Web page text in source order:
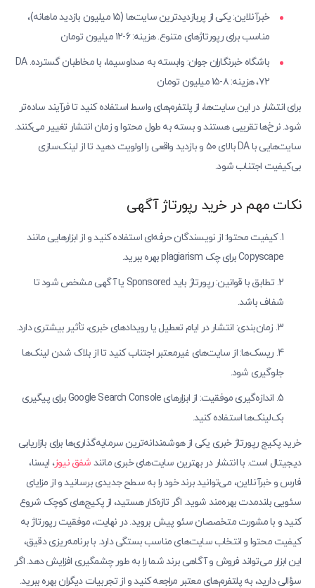
خبرآنلاین: یکی از پربازدیدترین سایت‌ها (۱۵ میلیون بازدید ماهانه)،
مناسب برای رپورتاژهای متنوع. هزینه: ۶-۱۲ میلیون تومان
باشگاه خبرنگاران جوان: وابسته به صداوسیما، با مخاطبان گسترده. DA
۷۲، هزینه: ۸-۱۵ میلیون تومان
برای انتشار در این سایت‌ها، از پلتفرم‌های واسط استفاده کنید تا فرآیند ساده‌تر
شود. نرخ‌ها تقریبی هستند و بسته به طول محتوا و زمان انتشار تغییر می‌کنند.
سایت‌هایی با DA بالای ۵۰ و بازدید واقعی را اولویت دهید تا از لینک‌سازی
بی‌کیفیت اجتناب شود.
نکات مهم در خرید رپورتاژ آگهی
کیفیت محتوا: از نویسندگان حرفه‌ای استفاده کنید و از ابزارهایی مانند
Copyscape برای چک plagiarism بهره ببرید.
تطابق با قوانین: رپورتاژ باید Sponsored یا آگهی مشخص شود تا
شفاف باشد.
زمان‌بندی: انتشار در ایام تعطیل یا رویدادهای خبری، تأثیر بیشتری دارد.
ریسک‌ها: از سایت‌های غیرمعتبر اجتناب کنید تا از بلاک شدن لینک‌ها
جلوگیری شود.
اندازه‌گیری موفقیت: از ابزارهای Google Search Console برای پیگیری
بک‌لینک‌ها استفاده کنید.
خرید پکیج رپورتاژ خبری یکی از هوشمندانه‌ترین سرمایه‌گذاری‌ها برای بازاریابی
دیجیتال است. با انتشار در بهترین سایت‌های خبری مانند شفق نیوز، ایسنا،
فارس و خبرآنلاین، می‌توانید برند خود را به سطح جدیدی برسانید و از مزایای
سئویی بلندمدت بهره‌مند شوید. اگر تازه‌کار هستید، از پکیج‌های کوچک شروع
کنید و با مشورت متخصصان سئو پیش بروید. در نهایت، موفقیت رپورتاژ به
کیفیت محتوا و انتخاب سایت‌های مناسب بستگی دارد. با برنامه‌ریزی دقیق،
این ابزار می‌تواند فروش و آگاهی برند شما را به طور چشمگیری افزایش دهد. اگر
سؤالی دارید، به پلتفرم‌های معتبر مراجعه کنید و از تجربیات دیگران بهره ببرید.